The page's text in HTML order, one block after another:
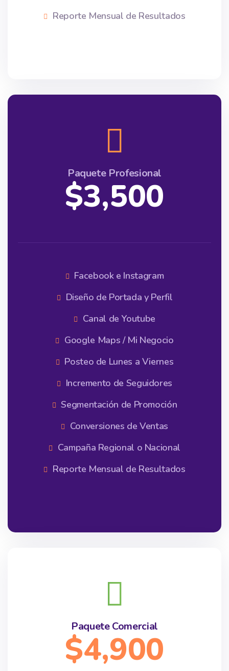
Reporte Mensual de Resultados
Paquete Profesional
$3,500
Facebook e Instagram
Diseño de Portada y Perfil
Canal de Youtube
Google Maps / Mi Negocio
Posteo de Lunes a Viernes
Incremento de Seguidores
Segmentación de Promoción
Conversiones de Ventas
Campaña Regional o Nacional
Reporte Mensual de Resultados
Paquete Comercial
$4,900